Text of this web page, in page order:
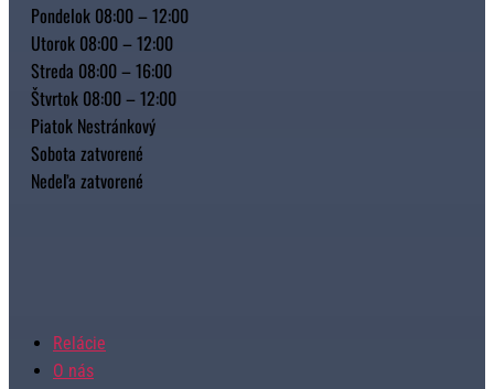
Pondelok 08:00 – 12:00
Utorok 08:00 – 12:00
Streda 08:00 – 16:00
Štvrtok 08:00 – 12:00
Piatok Nestránkový
Sobota zatvorené
Nedeľa zatvorené
Relácie
O nás